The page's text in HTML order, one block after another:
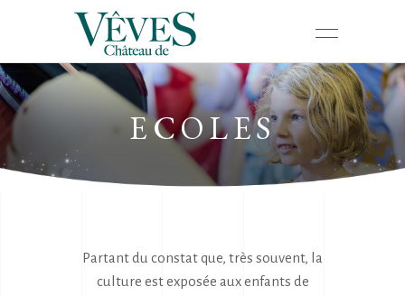
ECOLES
Partant du constat que, très souvent, la
culture est exposée aux enfants de